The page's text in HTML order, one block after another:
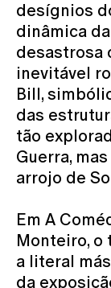
desígnios
dinâmica
desastrosa
inevitável
Bill,
das
tão
Guerra,
arrojo de
Em A
Monteiro, o
a literal
da